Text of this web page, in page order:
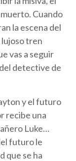
Cuando
la escena del
tren
vas a seguir
detective de
y el futuro
recibe una
Luke…
futuro le
que se ha